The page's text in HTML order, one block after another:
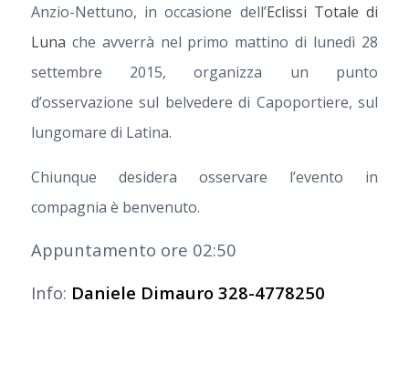
Anzio-Nettuno, in occasione dell’Eclissi Totale di
Luna che avverrà nel primo mattino di lunedì 28
settembre 2015, organizza un punto
d’osservazione sul belvedere di Capoportiere, sul
lungomare di Latina.
Chiunque desidera osservare l’evento in
compagnia è benvenuto.
Appuntamento ore 02:50
Info: Daniele Dimauro 328-4778250